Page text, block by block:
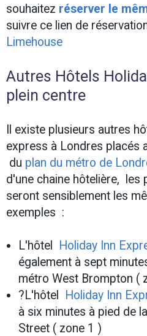
souhaitez réserver le
suivre ce lien de
Limehouse
Autres Hôtels
plein centre
Il existe plusieurs autres
express à Londres placés
du plan du métro de
d'une chaine hôtelière,
seront sensiblement les
exemples :
L'hôtel Holiday Inn
également à sept
métro West Brompton (
?L'hôtel
Holiday Inn
à six minutes à pied de
Street ( zone 1 )